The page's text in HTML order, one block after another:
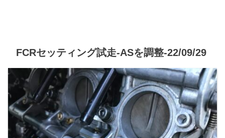
FCRセッティング試走-ASを調整-22/09/29